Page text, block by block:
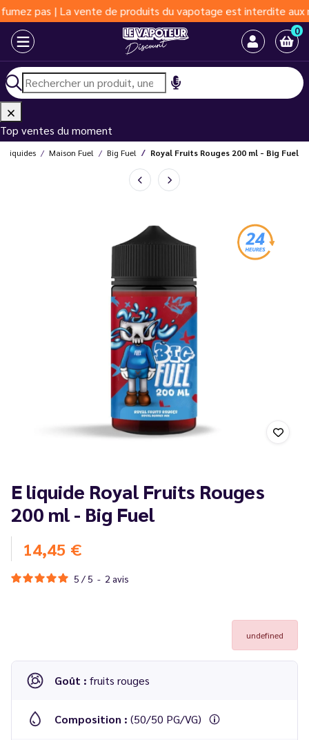
| La vente de produits du vapotage est interdite aux
0
Top ventes du moment
E-liquides Maison Fuel Big Fuel Royal Fruits Rouges 200 ml - Big Fuel
E liquide Royal Fruits Rouges
200 ml - Big Fuel
14,45 €
5 / 5 - 2 avis
undefined
Goût : fruits rouges
Composition : (50/50 PG/VG)